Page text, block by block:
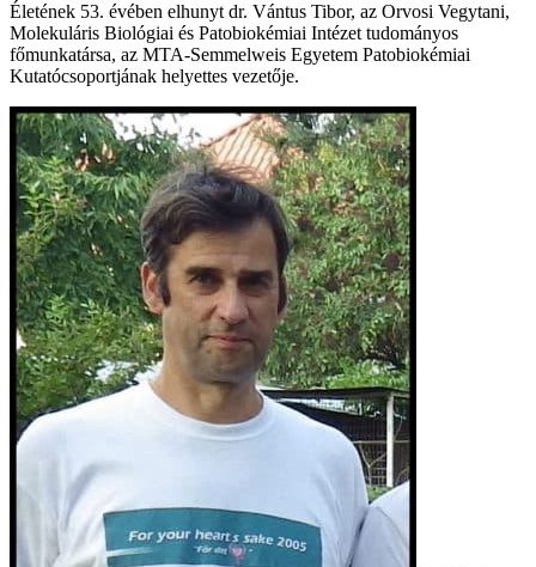
Életének 53. évében elhunyt dr. Vántus Tibor, az Orvosi Vegytani,
Molekuláris Biológiai és Patobiokémiai Intézet tudományos
főmunkatársa, az MTA-Semmelweis Egyetem Patobiokémiai
Kutatócsoportjának helyettes vezetője.